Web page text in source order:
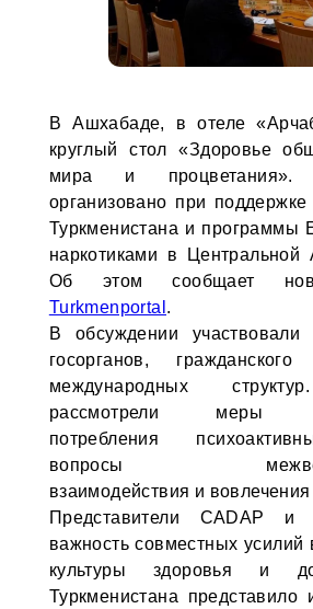
В Ашхабаде, в отеле
круглый стол «Здоровье
мира и процветания».
организовано при поддержке
Туркменистана и программы
наркотиками в Центральной
Об этом сообщает
Turkmenportal .
В обсуждении участвовали
госорганов,
международных
рассмотрели меры
потребления
вопросы
взаимодействия и
Представители CADAP
важность совместных усилий
культуры здоровья и
Туркменистана представило